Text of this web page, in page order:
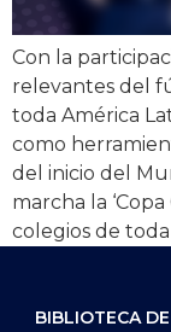
Con la
relevantes del
toda América
como
del inicio del
marcha la
colegios de
BIBLIOTECA